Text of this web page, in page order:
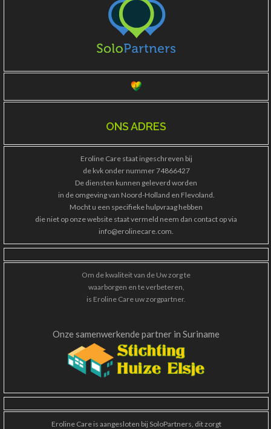
ONS ADRES
Eroline Care staat ingeschreven bij
de kvk onder nummer 74866427
De diensten kunnen geleverd worden
in de omgeving van Noord-Holland en Flevoland.
Mocht u een specifieke hulpvraag hebben
die niet op onze website staat vermeld neem dan contact op via
info@erolinecare.com.
Om de kwaliteit van de Uw zorg te
waarborgen en te verbeteren,
is Eroline Care uw zorgpartner.
Onze samenwerkende partner in Suriname
Eroline Care is aangesloten bij SoloPartners, dit zorgt